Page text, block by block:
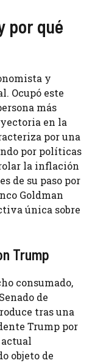
por qué
y
Ocupó este
más
en la
por una
por políticas
la inflación
de su paso por
Goldman
única sobre
Trump
consumado,
de
tras una
Trump por
objeto de